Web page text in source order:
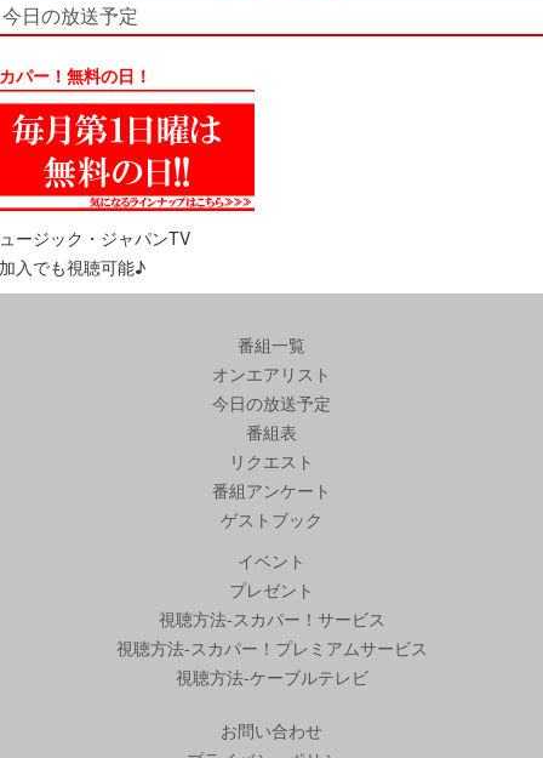
今日の放送予定
パー！無料の日！
ージック・ジャパンTV
入でも視聴可能♪
番組一覧
オンエアリスト
今日の放送予定
番組表
リクエスト
番組アンケート
ゲストブック
イベント
プレゼント
視聴方法-スカパー！サービス
視聴方法-スカパー！プレミアムサービス
視聴方法-ケーブルテレビ
お問い合わせ